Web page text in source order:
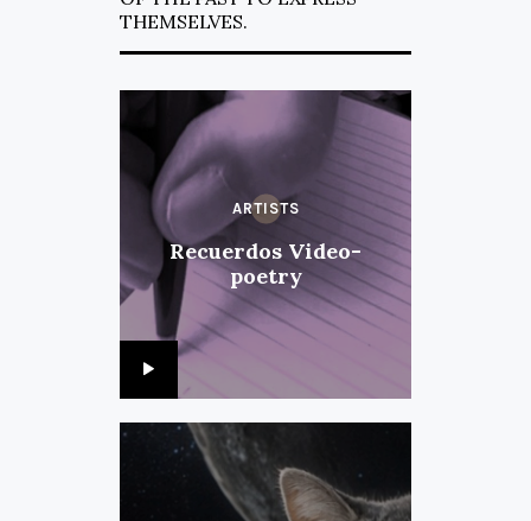
THEMSELVES.
ARTISTS
Recuerdos Video-
poetry